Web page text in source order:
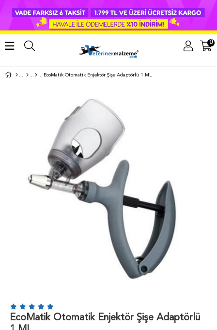
0
EcoMatik Otomatik Enjektör Şişe Adaptörlü 1 ML
EcoMatik Otomatik Enjektör Şişe Adaptörlü